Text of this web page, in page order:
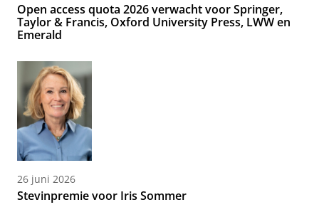
Open access quota 2026 verwacht voor Springer,
Taylor & Francis, Oxford University Press, LWW en
Emerald
26 juni 2026
Stevinpremie voor Iris Sommer